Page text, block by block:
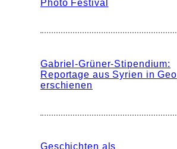
Gabriel-Grüner-Stipendium:
Reportage aus Syrien in Geo
erschienen
Geschichten als